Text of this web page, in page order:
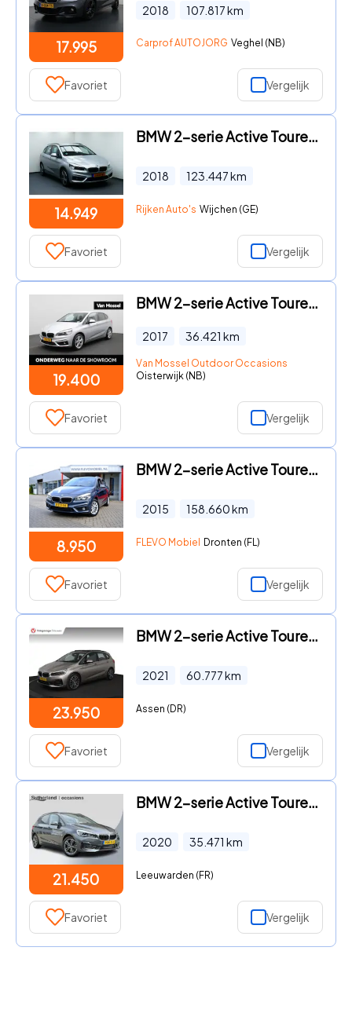
17.995
2018 107.817km
Carprof AUTOJORG Veghel (NB)
Favoriet Vergelijk
14.949
BMW 2-serie Active Tourer - 218i High Executive. Elek A Klep, Navi, Clima, Led Koplampen
2018 123.447km
Rijken Auto's Wijchen (GE)
Favoriet Vergelijk
19.400
BMW 2-serie Active Tourer - 225i xDrive | ELEKTRISCHE BESTUURDERSSTOEL MET GEHEUGEN | |
2017 36.421 km
Van Mossel Outdoor Occasions
Oisterwijk (NB)
Favoriet Vergelijk
8.950
BMW 2-serie Active Tourer - 218d Essential Navi|Clima|LMV
2015 158.660km
FLEVO Mobiel Dronten (FL)
Favoriet Vergelijk
23.950
BMW 2-serie Active Tourer - 218i High Executive |NAP |1e eigenaar | Automaat | Pano | HU
2021 60.777km
Assen (DR)
Favoriet Vergelijk
21.450
BMW 2-serie Active Tourer - 225xe iPerformance Executive | 225pk PHEV | Stoelverwarming
2020 35.471 km
Leeuwarden (FR)
Favoriet Vergelijk